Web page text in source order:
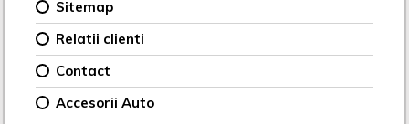
Sitemap
Relatii clienti
Contact
Accesorii Auto